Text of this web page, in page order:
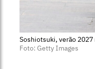
Soshiotsuki, verão
Foto: Getty Images